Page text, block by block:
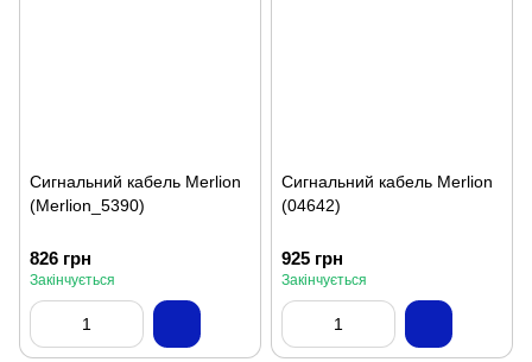
Сигнальний кабель Merlion
(Merlion_5390)
826 грн
Закінчується
Сигнальний кабель Merlion
(04642)
925 грн
Закінчується